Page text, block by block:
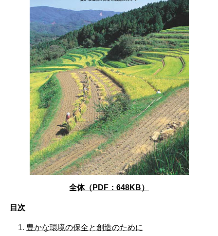
全体（PDF：648KB）
目次
豊かな環境の保全と創造のために